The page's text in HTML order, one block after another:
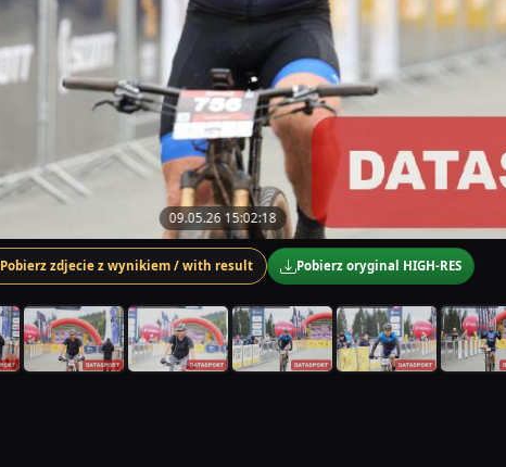
09.05.26 15:02:18
Pobierz zdjecie z wynikiem / with result Pobierz oryginal HIGH-RES